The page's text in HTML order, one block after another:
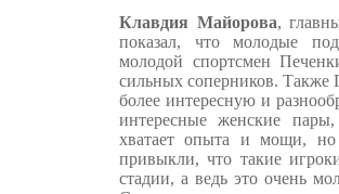
Клавдия Майорова,
показал, что молодые
молодой спортсмен
сильных соперников. Также
более интересную и
интересные женские
хватает опыта и мощи,
привыкли, что такие
стадии, а ведь это очень